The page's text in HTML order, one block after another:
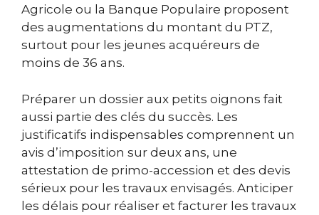
Agricole ou la Banque Populaire proposent
des augmentations du montant du PTZ,
surtout pour les jeunes acquéreurs de
moins de 36 ans.
Préparer un dossier aux petits oignons fait
aussi partie des clés du succès. Les
justificatifs indispensables comprennent un
avis d’imposition sur deux ans, une
attestation de primo-accession et des devis
sérieux pour les travaux envisagés. Anticiper
les délais pour réaliser et facturer les travaux